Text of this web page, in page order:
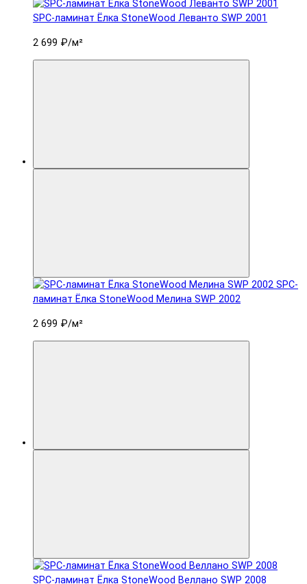
SPC-ламинат Ëлка StoneWood Леванто SWP 2001
2 699 ₽/м²
SPC-
ламинат Ëлка StoneWood Мелина SWP 2002
2 699 ₽/м²
SPC-ламинат Ëлка StoneWood Веллано SWP 2008